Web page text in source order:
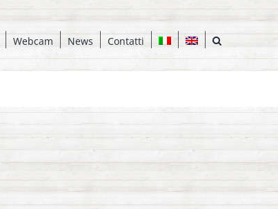
Webcam News Contatti